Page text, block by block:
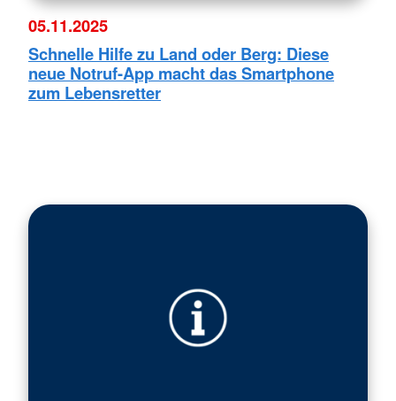
05.11.2025
Schnelle Hilfe zu Land oder Berg: Diese
neue Notruf-App macht das Smartphone
zum Lebensretter